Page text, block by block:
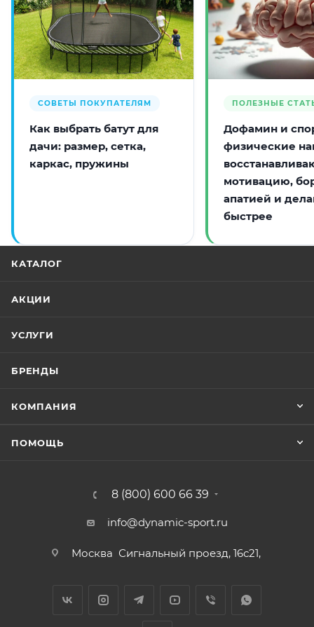
СОВЕТЫ ПОКУПАТЕЛЯМ
Как выбрать батут для
дачи: размер, сетка,
каркас, пружины
ПОЛЕЗНЫЕ
Дофамин и
физические
мотивацию,
апатией и
быстрее
КАТАЛОГ
АКЦИИ
УСЛУГИ
БРЕНДЫ
КОМПАНИЯ
ПОМОЩЬ
8 (800) 600 66 39
info@dynamic-sport.ru
Москва Сигнальный проезд, 16с21,